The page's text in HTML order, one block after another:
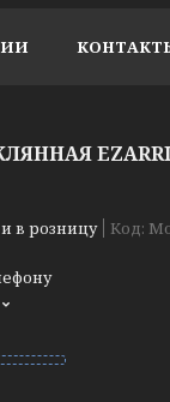
в розницу Код: